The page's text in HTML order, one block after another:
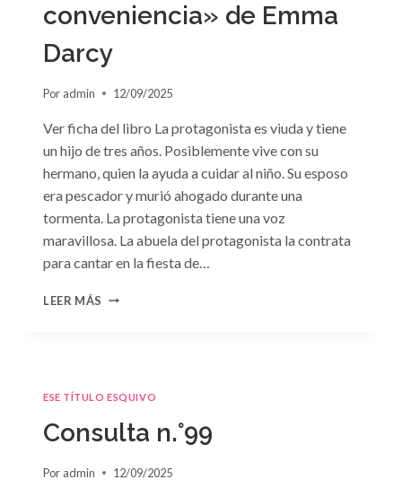
conveniencia» de Emma
Darcy
Por admin 12/09/2025
Ver ficha del libro La protagonista es viuda y tiene
un hijo de tres años. Posiblemente vive con su
hermano, quien la ayuda a cuidar al niño. Su esposo
era pescador y murió ahogado durante una
tormenta. La protagonista tiene una voz
maravillosa. La abuela del protagonista la contrata
para cantar en la fiesta de…
LEER MÁS CONSULTA
DE
EMMA
DARCY
ESE TÍTULO ESQUIVO
Consulta n.°99
Por admin 12/09/2025